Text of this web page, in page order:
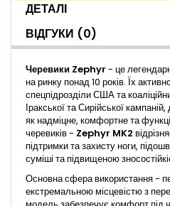
ДЕТАЛІ
ВІДГУКИ (0)
Черевики Zephyr - це
​​на ринку понад 10 років. Їх
спецпідрозділи США та
Іракської та Сирійської
як надміцне, комфортне та
черевиків - Zephyr MK2
підтримки та захисту ноги,
суміші та підвищеною
Основна сфера використання -
екстремальною місцевістю з